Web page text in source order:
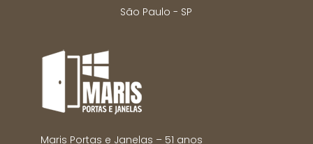
São Paulo - SP
Maris Portas e Janelas – 51 anos